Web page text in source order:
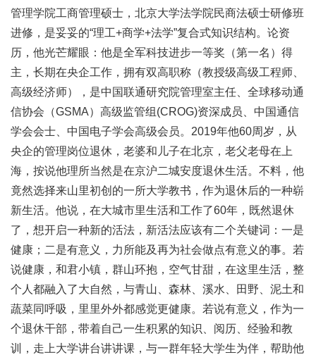
管理学院工商管理硕士，北京大学法学院民商法硕士研修班
进修，是妥妥的“理工+商学+法学”复合式知识结构。论资
历，他光芒耀眼：他是全军科技进步一等奖（第一名）得
主，长期在央企工作，拥有双高职称（教授级高级工程师、
高级经济师），是中国联通研究院管理室主任、全球移动通
信协会（GSMA）高级监管组(CROG)资深成员、中国通信
学会会士、中国电子学会高级会员。2019年他60周岁，从
央企的管理岗位退休，老婆和儿子在北京，老父老母在上
海，按说他理所当然是在京沪二城安度退休生活。不料，他
竟然选择来山里初创的一所大学教书，作为退休后的一种崭
新生活。他说，在大城市里生活和工作了60年，既然退休
了，想开启一种新的活法，新活法应该有二个关键词：一是
健康；二是有意义，力所能及再为社会做点有意义的事。若
说健康，和君小镇，群山环抱，空气甘甜，在这里生活，整
个人都融入了大自然，与青山、森林、溪水、田野、泥土和
蔬菜同呼吸，里里外外都感觉更健康。若说有意义，作为一
个退休干部，带着自己一生积累的知识、阅历、经验和教
训，走上大学讲台讲讲课，与一群年轻大学生为伴，帮助他